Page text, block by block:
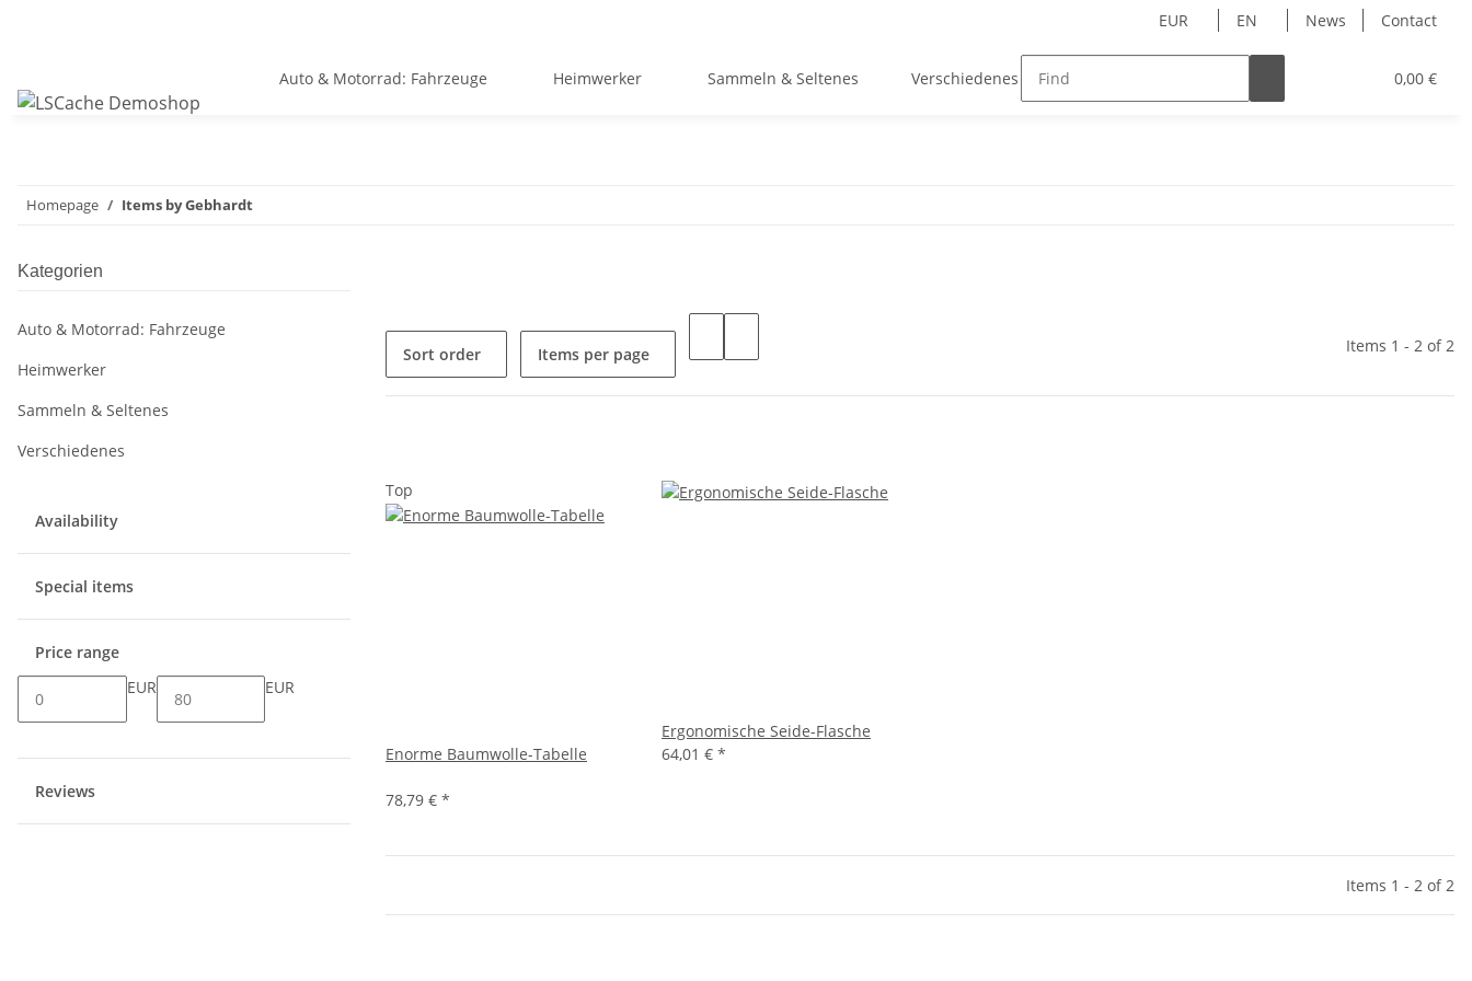
EUR EN News Contact
0,00 €
Auto & Motorrad: Fahrzeuge Heimwerker Sammeln & Seltenes Verschiedenes Customers
Homepage Items by Gebhardt
Sort order Items per page Items 1 - 2 of 2
Top
Enorme Baumwolle-Tabelle
78,79 € *
Ergonomische Seide-Flasche
64,01 € *
Items 1 - 2 of 2
Kategorien
Auto & Motorrad: Fahrzeuge
Heimwerker
Sammeln & Seltenes
Verschiedenes
Availability
Special items
Price range
EUR
EUR
Reviews